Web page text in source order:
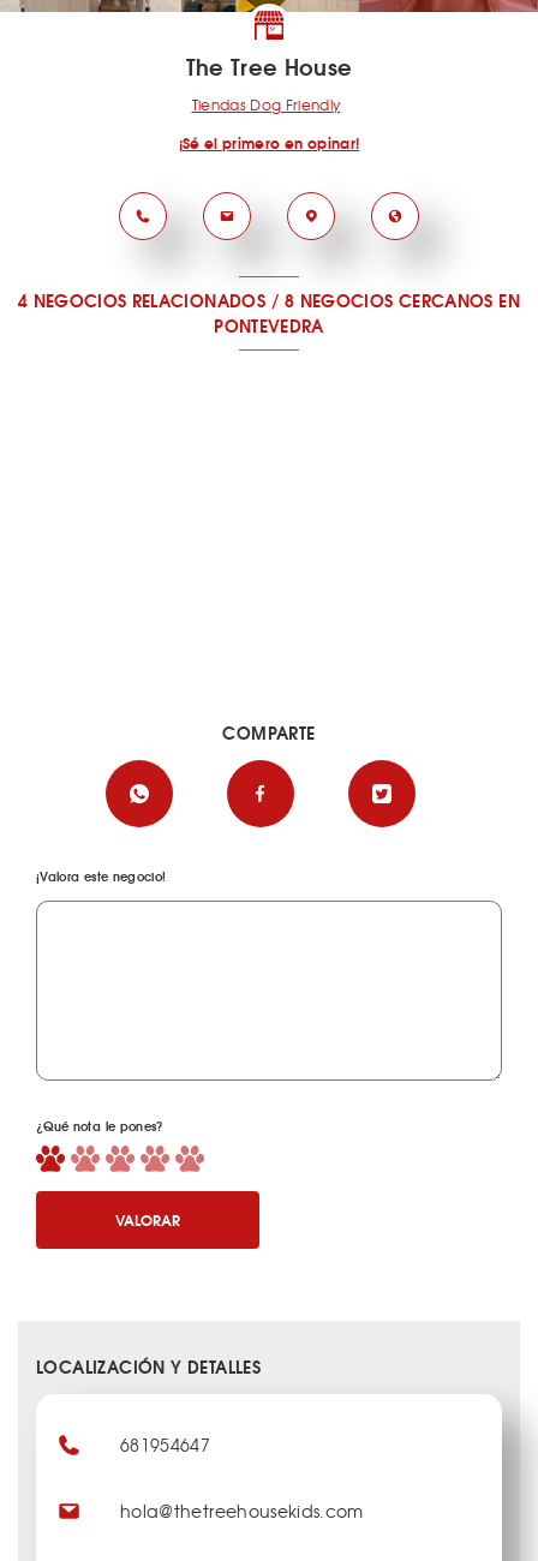
The Tree House
Tiendas Dog Friendly
¡Sé el primero en opinar!
4 NEGOCIOS RELACIONADOS/8 NEGOCIOS CERCANOS EN
PONTEVEDRA
¡Valora este negocio!
¿Qué nota le pones?
VALORAR
COMPARTE
LOCALIZACIÓN Y DETALLES
681954647
hola@thetreehousekids.com